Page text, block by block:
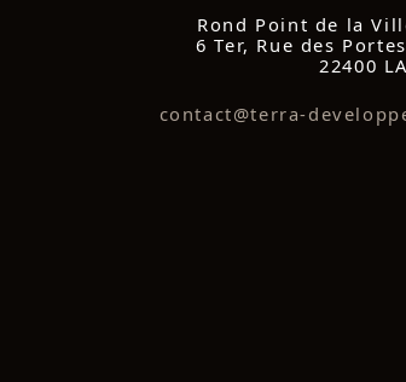
Rond Point de la
6 Ter, Rue des
22400
contact@terra-